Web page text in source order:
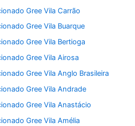
Gree Vila Carrão
Gree Vila Buarque
Gree Vila Bertioga
Gree Vila Airosa
Gree Vila Anglo Brasileira
Gree Vila Andrade
Gree Vila Anastácio
Gree Vila Amélia